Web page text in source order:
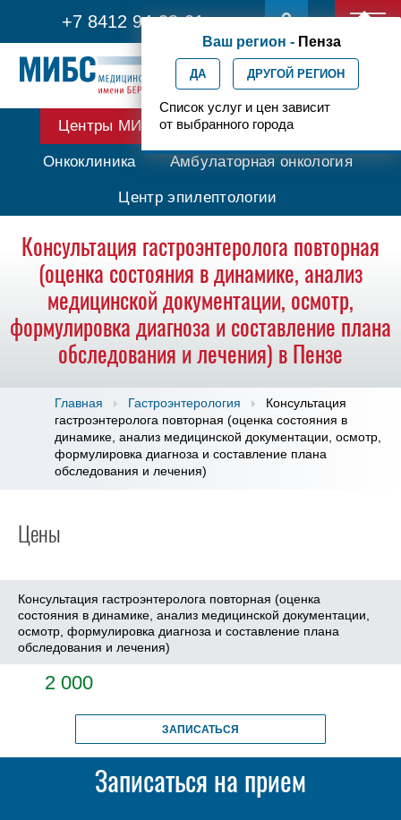
+7 8412 94-98-01
Ваш регион - Пенза
ДА ДРУГОЙ РЕГИОН
Список услуг и цен зависит
от выбранного города
Центры МИБС Протонная терапия
Онкоклиника Амбулаторная онкология
Центр эпилептологии
Консультация гастроэнтеролога повторная
(оценка состояния в динамике, анализ
медицинской документации, осмотр,
формулировка диагноза и составление плана
обследования и лечения) в Пензе
Главная Гастроэнтерология
Консультация
гастроэнтеролога повторная (оценка состояния в
динамике, анализ медицинской документации, осмотр,
формулировка диагноза и составление плана
обследования и лечения)
Цены
Консультация гастроэнтеролога повторная (оценка
состояния в динамике, анализ медицинской документации,
осмотр, формулировка диагноза и составление плана
обследования и лечения)
2 000
ЗАПИСАТЬСЯ
Записаться на прием